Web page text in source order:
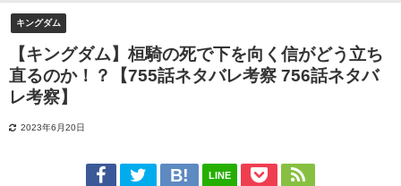
キングダム
【キングダム】桓騎の死で下を向く信がどう立ち
直るのか！？【755話ネタバレ考察 756話ネタバ
レ考察】
2023年6月20日
LINE